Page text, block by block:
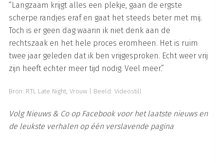
“Langzaam krijgt alles een plekje, gaan de ergste
scherpe randjes eraf en gaat het steeds beter met mij.
Toch is er geen dag waarin ik niet denk aan de
rechtszaak en het hele proces eromheen. Het is ruim
twee jaar geleden dat ik ben vrijgesproken. Echt weer vrij
zijn heeft echter meer tijd nodig. Veel meer.”
Bron: RTL Late Night, Vrouw | Beeld: Videostill
Volg Nieuws & Co op Facebook voor het laatste nieuws en
de leukste verhalen op één verslavende pagina